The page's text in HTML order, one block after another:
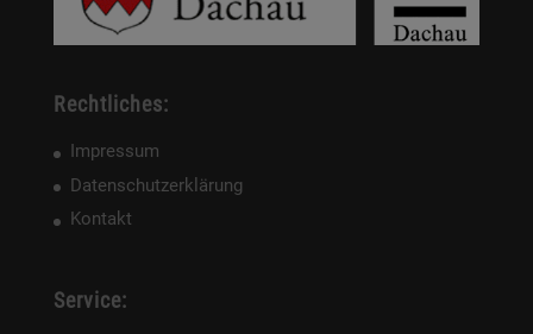
Rechtliches:
Impressum
Datenschutzerklärung
Kontakt
Service: